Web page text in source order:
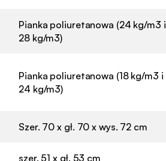
Pianka poliuretanowa (24 kg/m3 i
28 kg/m3)
Pianka poliuretanowa (18 kg/m3 i
24 kg/m3)
Szer. 70 x gł. 70 x wys. 72 cm
szer. 51 x gł. 53 cm